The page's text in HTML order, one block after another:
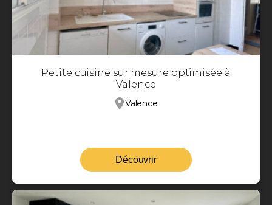
Petite cuisine sur mesure optimisée à
Valence
Valence
Découvrir